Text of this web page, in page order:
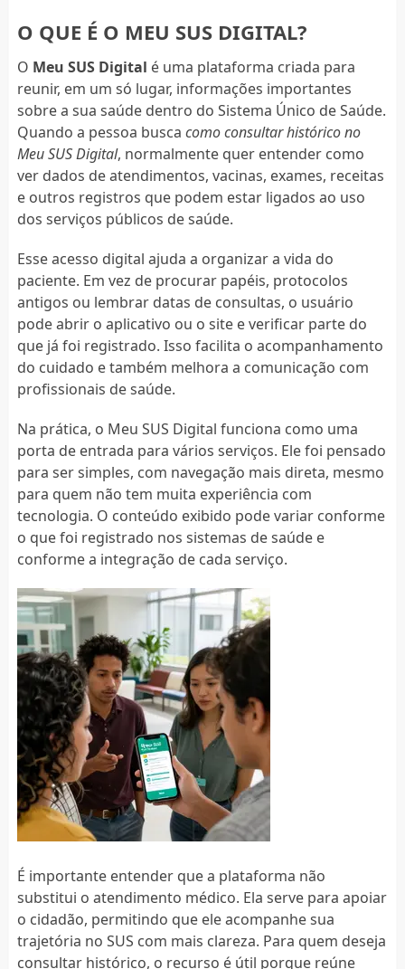
O QUE É O MEU SUS DIGITAL?
O Meu SUS Digital é uma plataforma criada para
reunir, em um só lugar, informações importantes
sobre a sua saúde dentro do Sistema Único de Saúde.
Quando a pessoa busca como consultar histórico no
Meu SUS Digital, normalmente quer entender como
ver dados de atendimentos, vacinas, exames, receitas
e outros registros que podem estar ligados ao uso
dos serviços públicos de saúde.
Esse acesso digital ajuda a organizar a vida do
paciente. Em vez de procurar papéis, protocolos
antigos ou lembrar datas de consultas, o usuário
pode abrir o aplicativo ou o site e verificar parte do
que já foi registrado. Isso facilita o acompanhamento
do cuidado e também melhora a comunicação com
profissionais de saúde.
Na prática, o Meu SUS Digital funciona como uma
porta de entrada para vários serviços. Ele foi pensado
para ser simples, com navegação mais direta, mesmo
para quem não tem muita experiência com
tecnologia. O conteúdo exibido pode variar conforme
o que foi registrado nos sistemas de saúde e
conforme a integração de cada serviço.
É importante entender que a plataforma não
substitui o atendimento médico. Ela serve para apoiar
o cidadão, permitindo que ele acompanhe sua
trajetória no SUS com mais clareza. Para quem deseja
consultar histórico, o recurso é útil porque reúne